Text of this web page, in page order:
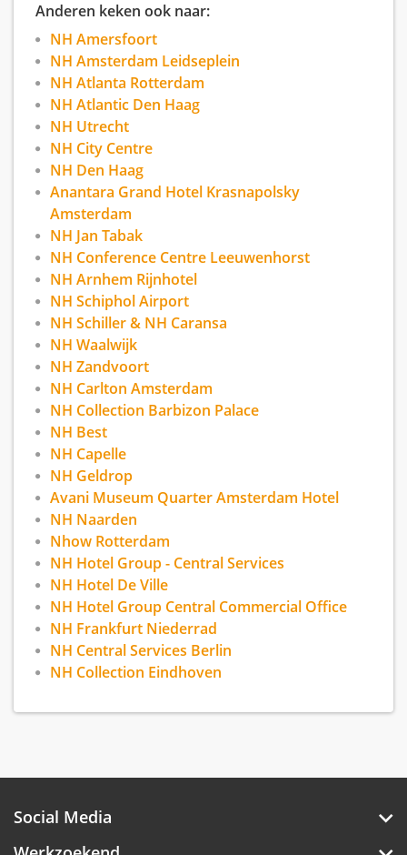
Onze 213 ruime, eigentijdse kamers zijn verdeeld
over 8 verdiepingen. U kunt kiezen uit Standaard
en Superior kamers of een luxe Junior Suite.
We zijn volledig uitgerust voor het organiseren
van evenementen, alles van conferenties tot
privéfeesten. Het hotel heeft ook een stijlvol
restaurant, een bar en een wellnesscenter.
Gasten kunnen gratis parkeren in het weekend.
Anderen keken ook naar:
NH Amersfoort
NH Amsterdam Leidseplein
NH Atlanta Rotterdam
NH Atlantic Den Haag
NH Utrecht
NH City Centre
NH Den Haag
Anantara Grand Hotel Krasnapolsky
Amsterdam
NH Jan Tabak
NH Conference Centre Leeuwenhorst
NH Arnhem Rijnhotel
NH Schiphol Airport
NH Schiller & NH Caransa
NH Waalwijk
NH Zandvoort
NH Carlton Amsterdam
NH Collection Barbizon Palace
NH Best
NH Capelle
NH Geldrop
Avani Museum Quarter Amsterdam Hotel
NH Naarden
Nhow Rotterdam
NH Hotel Group - Central Services
NH Hotel De Ville
NH Hotel Group Central Commercial Office
NH Frankfurt Niederrad
NH Central Services Berlin
NH Collection Eindhoven
Social Media